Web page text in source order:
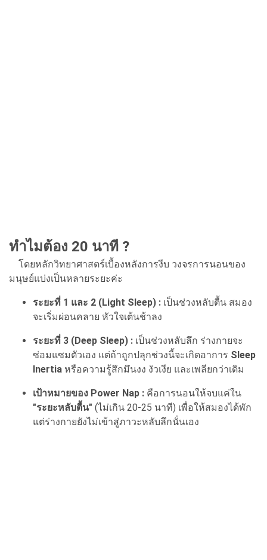
ทำไมต้อง 20 นาที ?
โดยหลักวิทยาศาสตร์เบื้องหลังการงีบ วงจรการนอนของ
มนุษย์แบ่งเป็นหลายระยะค่ะ
ระยะที่ 1 และ 2 (Light Sleep) : เป็นช่วงหลับตื้น สมอง
จะเริ่มผ่อนคลาย หัวใจเต้นช้าลง
ระยะที่ 3 (Deep Sleep) : เป็นช่วงหลับลึก ร่างกายจะ
ซ่อมแซมตัวเอง แต่ถ้าถูกปลุกช่วงนี้จะเกิดอาการ Sleep
Inertia หรือความรู้สึกมึนงง งัวเงีย และเพลียกว่าเดิม
เป้าหมายของ Power Nap : คือการนอนให้จบแค่ใน
"ระยะหลับตื้น" (ไม่เกิน 20-25 นาที) เพื่อให้สมองได้พัก
แต่ร่างกายยังไม่เข้าสู่ภาวะหลับลึกนั่นเอง